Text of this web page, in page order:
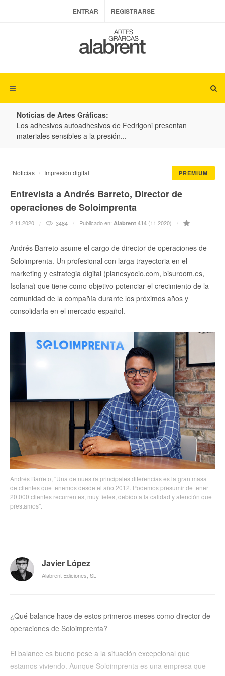
ENTRAR REGISTRARSE
Noticias de Artes Gráficas:
Los adhesivos autoadhesivos de Fedrigoni presentan
materiales sensibles a la presión...
PREMIUM
Noticias Impresión digital
Entrevista a Andrés Barreto, Director de
operaciones de Soloimprenta
2.11.2020 3484 Publicado en: Alabrent 414 (11.2020)
Andrés Barreto asume el cargo de director de operaciones de
Soloimprenta. Un profesional con larga trayectoria en el
marketing y estrategia digital (planesyocio.com, bisuroom.es,
Isolana) que tiene como objetivo potenciar el crecimiento de la
comunidad de la compañía durante los próximos años y
consolidarla en el mercado español.
Andrés Barreto, "Una de nuestra principales diferencias es la gran masa
de clientes que tenemos desde el año 2012. Podemos presumir de tener
20.000 clientes recurrentes, muy fieles, debido a la calidad y atención que
prestamos".
Javier López
Alabrent Ediciones, SL
¿Qué balance hace de estos primeros meses como director de
operaciones de Soloimprenta?
El balance es bueno pese a la situación excepcional que
estamos viviendo. Aunque Soloimprenta es una empresa que